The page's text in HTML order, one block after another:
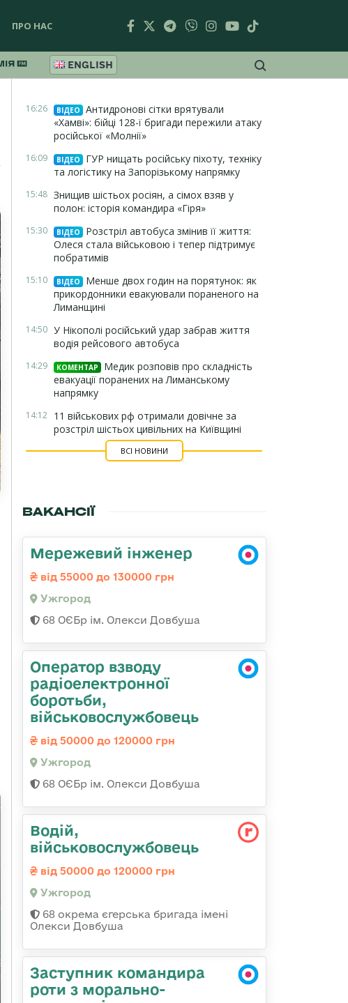
ПРО НАС
ENGLISH
16:26 ВІДЕО
Антидронові сітки врятували
«Хамві»: бійці 128-ї бригади пережили атаку
російської «Молнії»
16:09 ВІДЕО
ГУР нищать російську піхоту, техніку
та логістику на Запорізькому напрямку
15:48 Знищив шістьох росіян, а сімох взяв у
полон: історія командира «Гіря»
15:30 ВІДЕО
Розстріл автобуса змінив її життя:
Олеся стала військовою і тепер підтримує
побратимів
15:10 ВІДЕО
Менше двох годин на порятунок: як
прикордонники евакуювали пораненого на
Лиманщині
14:50 У Нікополі російський удар забрав життя
водія рейсового автобуса
14:29 КОМЕНТАР
Медик розповів про складність
евакуації поранених на Лиманському
напрямку
14:12 11 військових рф отримали довічне за
розстріл шістьох цивільних на Київщині
ВСІ НОВИНИ
ВАКАНСІЇ
Мережевий інженер
від 55000 до 130000 грн
Ужгород
68 ОЄБр ім. Олекси Довбуша
Оператор взводу
радіоелектронної
боротьби,
військовослужбовець
від 50000 до 120000 грн
Ужгород
68 ОЄБр ім. Олекси Довбуша
Водій,
військовослужбовець
від 50000 до 120000 грн
Ужгород
68 окрема єгерська бригада імені
Олекси Довбуша
Заступник командира
роти з морально-